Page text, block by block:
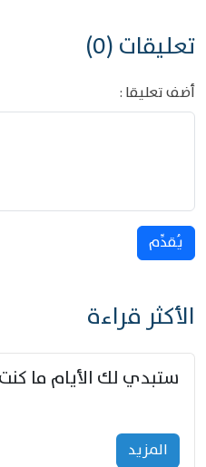
تعليقات (0)
أضف تعليقا :
يُقدِّم
الأكثر قراءة
المزید